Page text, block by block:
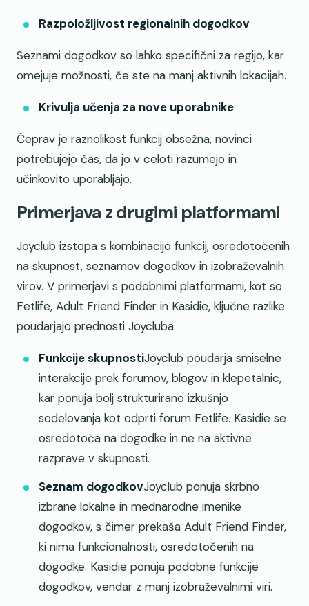
Razpoložljivost regionalnih dogodkov
Seznami dogodkov so lahko specifični za regijo, kar
omejuje možnosti, če ste na manj aktivnih lokacijah.
Krivulja učenja za nove uporabnike
Čeprav je raznolikost funkcij obsežna, novinci
potrebujejo čas, da jo v celoti razumejo in
učinkovito uporabljajo.
Primerjava z drugimi platformami
Joyclub izstopa s kombinacijo funkcij, osredotočenih
na skupnost, seznamov dogodkov in izobraževalnih
virov. V primerjavi s podobnimi platformami, kot so
Fetlife, Adult Friend Finder in Kasidie, ključne razlike
poudarjajo prednosti Joycluba.
Funkcije skupnostiJoyclub poudarja smiselne
interakcije prek forumov, blogov in klepetalnic,
kar ponuja bolj strukturirano izkušnjo
sodelovanja kot odprti forum Fetlife. Kasidie se
osredotoča na dogodke in ne na aktivne
razprave v skupnosti.
Seznam dogodkovJoyclub ponuja skrbno
izbrane lokalne in mednarodne imenike
dogodkov, s čimer prekaša Adult Friend Finder,
ki nima funkcionalnosti, osredotočenih na
dogodke. Kasidie ponuja podobne funkcije
dogodkov, vendar z manj izobraževalnimi viri.